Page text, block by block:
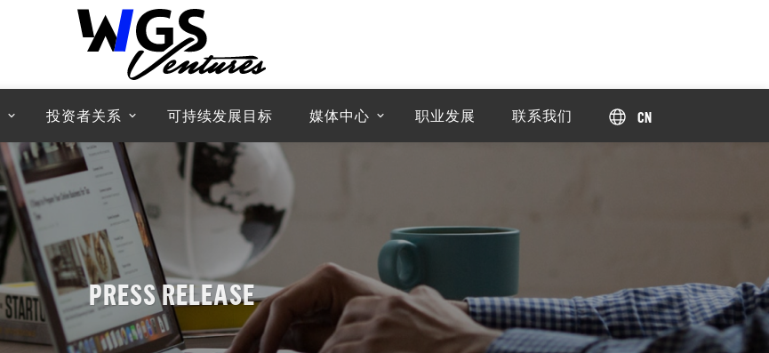
投资者关系 可持续发展目标 媒体中心 职业发展 联系我们 CN
PRESS RELEASE